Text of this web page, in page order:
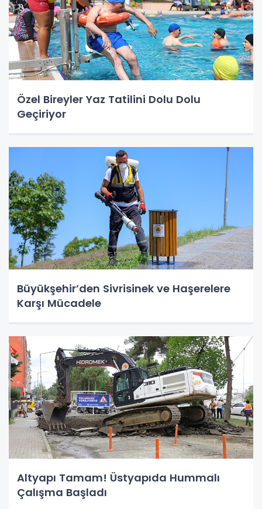
Özel Bireyler Yaz Tatilini Dolu Dolu
Geçiriyor
Büyükşehir’den Sivrisinek ve Haşerelere
Karşı Mücadele
Altyapı Tamam! Üstyapıda Hummalı
Çalışma Başladı